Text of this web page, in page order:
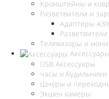
Кронштейны и
Разветвители и
Адаптеры АЗУ
Телевизоры и
Аксессуары
USB Аксессуары
часы и будильники
Шнуры и
Экшен камеры